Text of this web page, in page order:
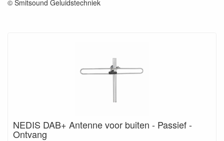
© Smitsound Geluidstechniek
NEDIS DAB+ Antenne voor buiten - Passief -
Ontvang